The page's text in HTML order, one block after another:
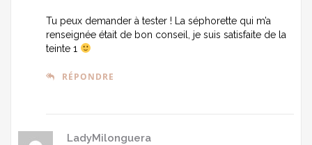
Tu peux demander à tester ! La séphorette qui m’a
renseignée était de bon conseil, je suis satisfaite de la
teinte 1
RÉPONDRE
LadyMilonguera